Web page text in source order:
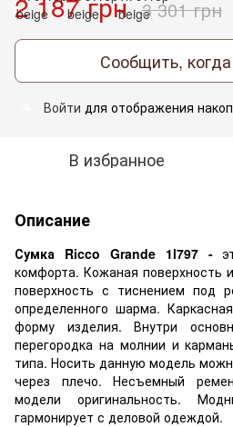
3 301 грн
Сообщить,
Войти для отображения
В избранное
Описание
Сумка Ricco Grande 1l797 -
комфорта. Кожаная поверхность
поверхность с тиснением под
определенного шарма.
форму изделия. Внутри
перегородка на молнии и
типа. Носить данную модель
через плечо. Несъемный
модели оригинальность.
гармонирует с деловой одеждой.